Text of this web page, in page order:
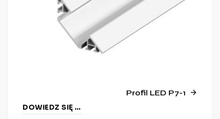
Profil LED P7-1
DOWIEDZ SIĘ WIĘCEJ